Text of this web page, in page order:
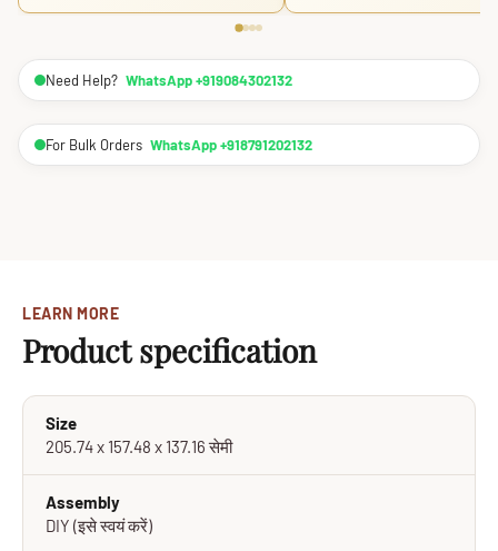
Need Help? WhatsApp +919084302132
For Bulk Orders WhatsApp +918791202132
LEARN MORE
Product specification
Size
205.74 x 157.48 x 137.16 सेमी
Assembly
DIY (इसे स्वयं करें)